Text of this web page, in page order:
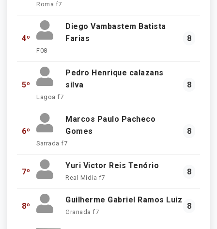
Roma f7
4º
Diego Vambastem Batista
Farias
F08
8
5º
Pedro Henrique calazans
silva
Lagoa f7
8
6º
Marcos Paulo Pacheco
Gomes
Sarrada f7
8
7º
Yuri Victor Reis Tenório
Real Mídia f7
8
8º
Guilherme Gabriel Ramos Luiz
Granada f7
8